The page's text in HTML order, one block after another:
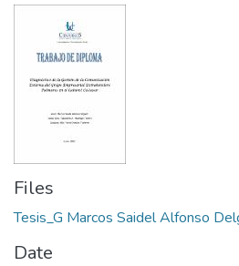
Files
Tesis_G Marcos Saidel Alfonso
Date